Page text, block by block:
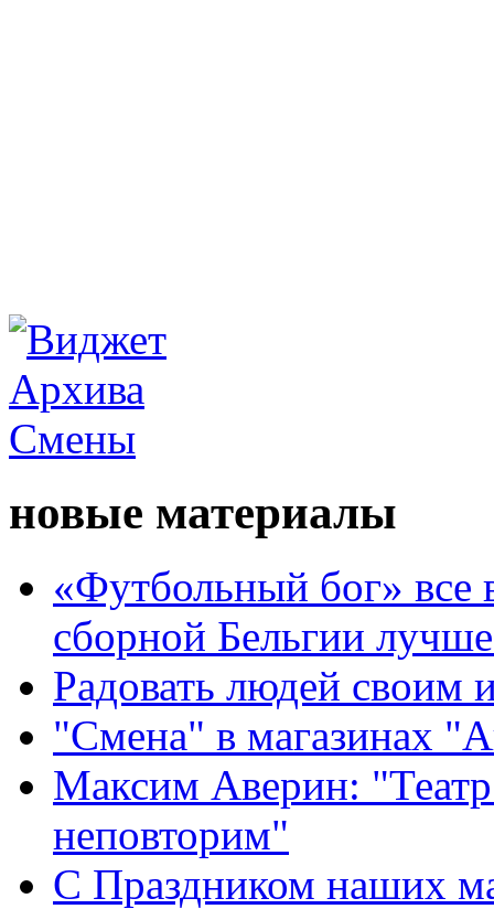
новые материалы
«Футбольный бог» все
сборной Бельгии
Радовать людей своим
"Смена" в магазинах
Максим Аверин:
неповторим"
С Праздником наших